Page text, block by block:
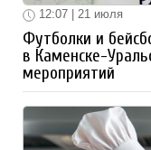
12:07 | 21 июля
Футболки и
в Каменске-
мероприятий